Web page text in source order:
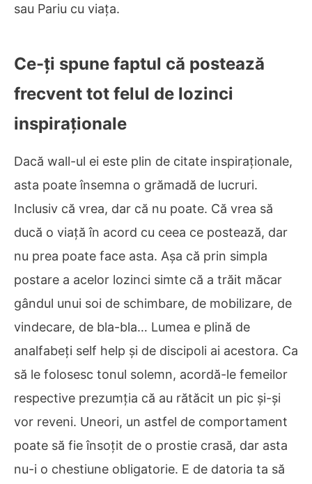
sau Pariu cu viața.
Ce-ți spune faptul că postează
frecvent tot felul de lozinci
inspiraționale
Dacă wall-ul ei este plin de citate inspiraționale,
asta poate însemna o grămadă de lucruri.
Inclusiv că vrea, dar că nu poate. Că vrea să
ducă o viață în acord cu ceea ce postează, dar
nu prea poate face asta. Așa că prin simpla
postare a acelor lozinci simte că a trăit măcar
gândul unui soi de schimbare, de mobilizare, de
vindecare, de bla-bla… Lumea e plină de
analfabeți self help și de discipoli ai acestora. Ca
să le folosesc tonul solemn, acordă-le femeilor
respective prezumția că au rătăcit un pic și-și
vor reveni. Uneori, un astfel de comportament
poate să fie însoțit de o prostie crasă, dar asta
nu-i o chestiune obligatorie. E de datoria ta să